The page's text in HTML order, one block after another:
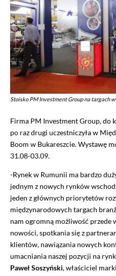
Stoisko PM Investment Group na targach
Firma PM Investment Group, do
po raz drugi uczestniczyła w
Boom w Bukareszcie. Wystawę
31.08-03.09.
-Rynek w Rumunii ma bardzo
jednym z nowych rynków
jeden z głównych priorytetów
międzynarodowych targach
nam ogromną możliwość przede
nowości, spotkania się z
klientów, nawiązania nowych
umacniania naszej pozycji na
Paweł Soszyński, właściciel